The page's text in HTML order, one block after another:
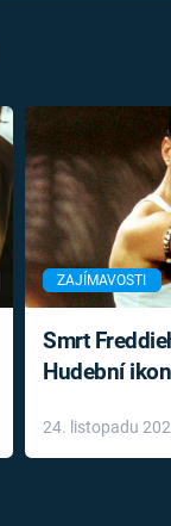
ZAJÍMAVOSTI
Smrt
Hudební
léky
24. listopadu